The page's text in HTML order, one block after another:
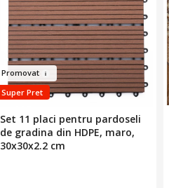
Promovat
Super Pret
Set 11 placi pentru pardoseli
de gradina din HDPE, maro,
30x30x2.2 cm